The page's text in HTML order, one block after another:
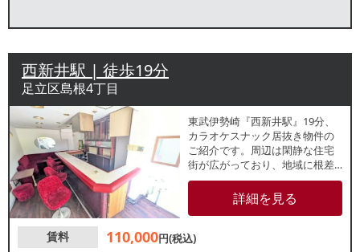
西新井駅 | 徒歩19分
足立区島根4丁目
東武伊勢崎『西新井駅』19分、
カラオケスナック居抜き物件の
ご紹介です。周辺は閑静な住宅
街が広がっており、地域に根差
したアットホームな店舗をお考
えの方におすすめです。諸条件
等、お気軽にお問合せくださ
詳細を見る
賃料 110,000円(税込)